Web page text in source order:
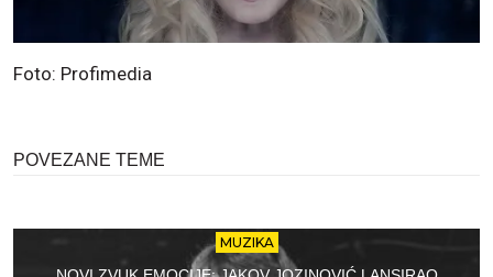
Foto: Profimedia
POVEZANE TEME
MUZIKA